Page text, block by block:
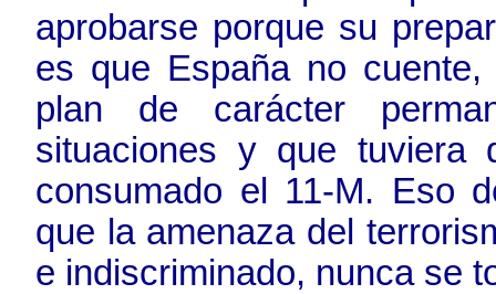
aprobarse porque su
es que España no
plan de carácter
situaciones y que tuviera
consumado el 11-M. Eso
que la amenaza del
e indiscriminado, nunca se